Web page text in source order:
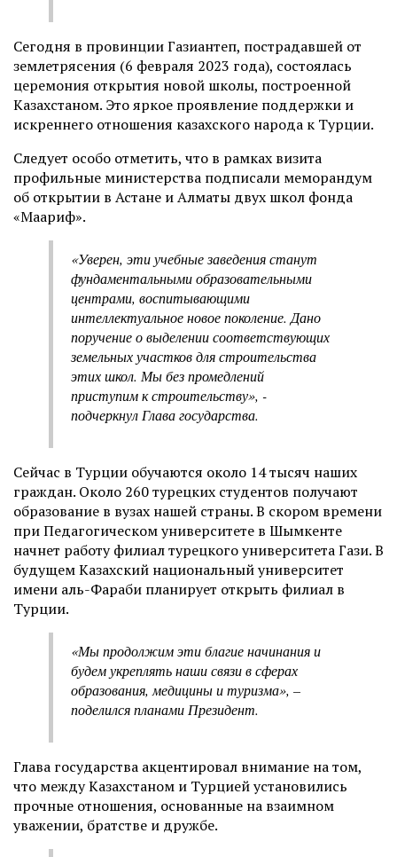
Сегодня в провинции Газиантеп, пострадавшей от
землетрясения (6 февраля 2023 года), состоялась
церемония открытия новой школы, построенной
Казахстаном. Это яркое проявление поддержки и
искреннего отношения казахского народа к Турции.
Следует особо отметить, что в рамках визита
профильные министерства подписали меморандум
об открытии в Астане и Алматы двух школ фонда
«Маариф».
«Уверен, эти учебные заведения станут
фундаментальными образовательными
центрами, воспитывающими
интеллектуальное новое поколение. Дано
поручение о выделении соответствующих
земельных участков для строительства
этих школ. Мы без промедлений
приступим к строительству», -
подчеркнул Глава государства.
Сейчас в Турции обучаются около 14 тысяч наших
граждан. Около 260 турецких студентов получают
образование в вузах нашей страны. В скором времени
при Педагогическом университете в Шымкенте
начнет работу филиал турецкого университета Гази. В
будущем Казахский национальный университет
имени аль-Фараби планирует открыть филиал в
Турции.
«Мы продолжим эти благие начинания и
будем укреплять наши связи в сферах
образования, медицины и туризма», –
поделился планами Президент.
Глава государства акцентировал внимание на том,
что между Казахстаном и Турцией установились
прочные отношения, основанные на взаимном
уважении, братстве и дружбе.